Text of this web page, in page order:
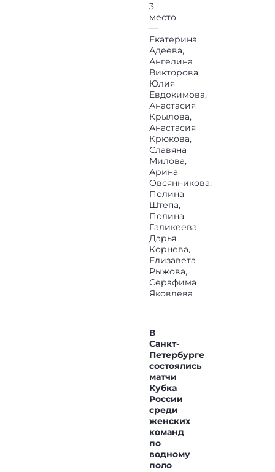
3
место
—
Екатерина
Адеева,
Ангелина
Викторова,
Юлия
Евдокимова,
Анастасия
Крылова,
Анастасия
Крюкова,
Славяна
Милова,
Арина
Овсянникова,
Полина
Штепа,
Полина
Галикеева,
Дарья
Корнева,
Елизавета
Рыжова,
Серафима
Яковлева
В
Санкт-
Петербурге
состоялись
матчи
Кубка
России
среди
женских
команд
по
водному
поло